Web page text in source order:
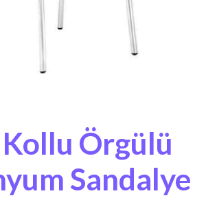
Örgülü
Sandalye